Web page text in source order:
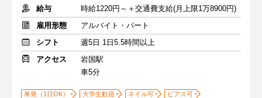
給与
時給1220円～＋交通費支給(月上限1万8900円)
雇用形態
アルバイト・パート
シフト
週5日 1日5.5時間以上
アクセス
岩国駅
車5分
単発（1日OK） 大学生歓迎 ネイル可
ピアス可